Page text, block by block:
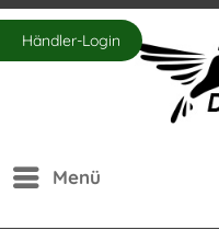
Händler-Login
Menü